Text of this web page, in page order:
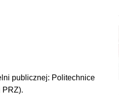
publicznej: Politechnice
PRZ).